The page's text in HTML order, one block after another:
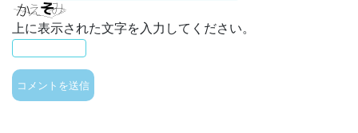
上に表示された文字を入力してください。